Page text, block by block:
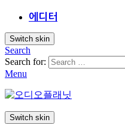
에디터
Switch skin
Search
Search for:
Menu
Switch skin